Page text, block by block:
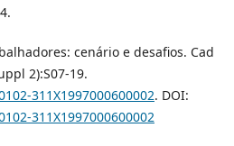
cenário e desafios. Cad
2):S07-19.
311X1997000600002. DOI:
311X1997000600002